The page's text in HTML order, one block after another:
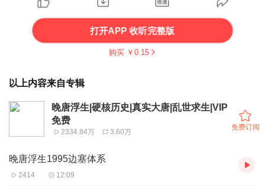
打开APP 收听完整版
购买 ￥ 0.15
以上内容来自专辑
晚唐浮生|硬核历史|真实大唐|乱世求生|VIP
免费
2334.84万 3.60万
免费订阅
晚唐浮生1995边塞体系
2414 12:09